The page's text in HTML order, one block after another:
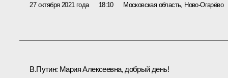
27 октября 2021 года 18:10 Московская область, Ново-Огарёво
В.Путин: Мария Алексеевна, добрый день!